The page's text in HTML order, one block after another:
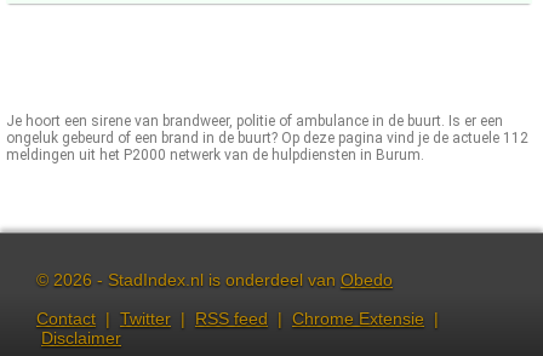
Je hoort een sirene van brandweer, politie of ambulance in de buurt. Is er een
ongeluk gebeurd of een brand in de buurt? Op deze pagina vind je de actuele 112
meldingen uit het P2000 netwerk van de hulpdiensten in Burum.
© 2026 - StadIndex.nl is onderdeel van Obedo
Contact | Twitter | RSS feed | Chrome Extensie |
Disclaimer